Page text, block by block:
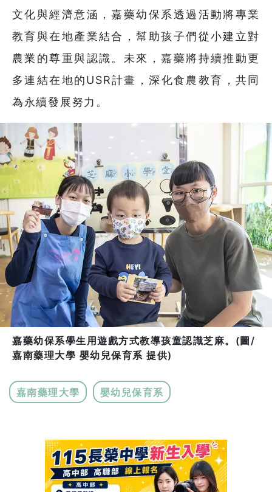
文化與經濟意涵，嘉藥幼保系透過活動將專業
教育與在地產業結合，幫助孩子們從小建立對
農業的尊重與認識。未來，嘉藥將持續推動更
多連結在地的USR計畫，深化食農教育，共同
為永續發展努力。
嘉藥幼保系學生用遊戲方式教導孩童認識芝麻。(圖/
嘉南藥理大學 嬰幼兒保育系 提供)
嘉南藥理大學 嬰幼兒保育系